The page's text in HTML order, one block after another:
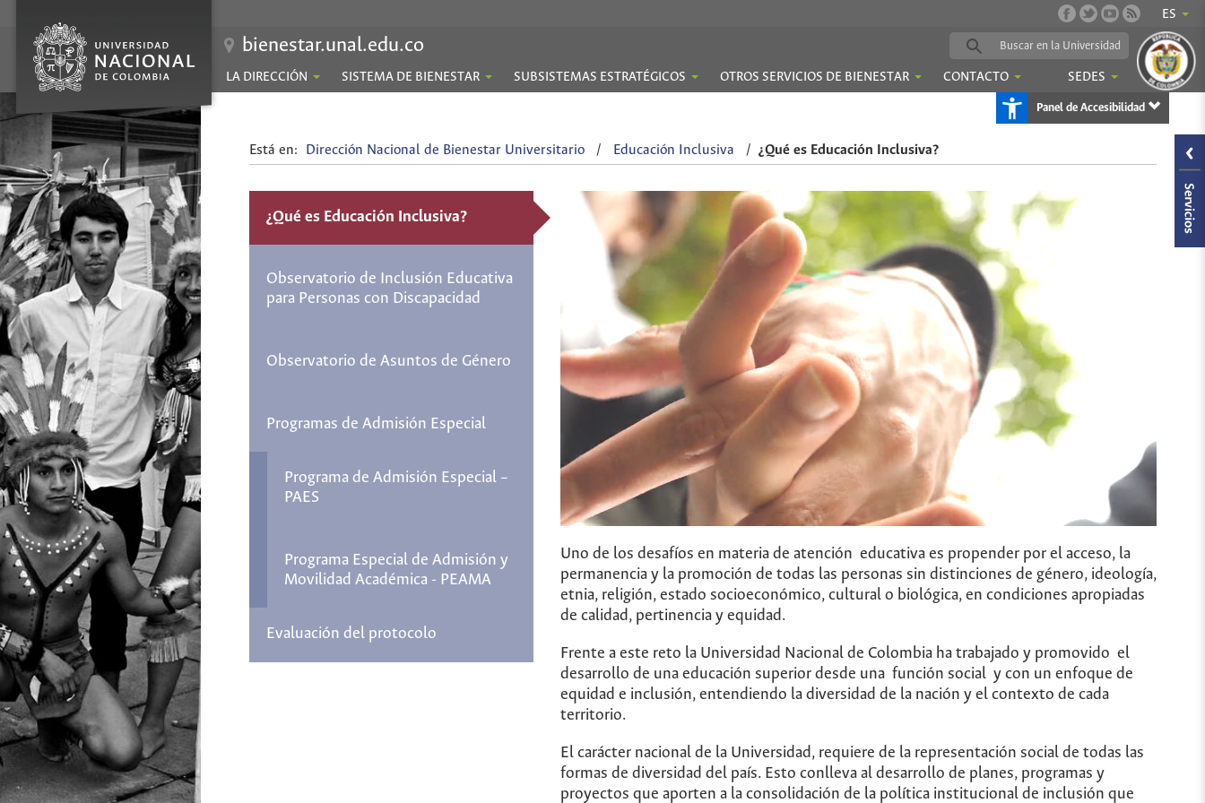
ES
bienestar.unal.edu.co
LA DIRECCIÓN SISTEMA DE BIENESTAR SUBSISTEMAS ESTRATÉGICOS OTROS SERVICIOS DE BIENESTAR CONTACTO SEDES
Panel de Accesibilidad
Está en: Dirección Nacional de Bienestar Universitario / Educación Inclusiva /¿Qué es Educación Inclusiva?
¿Qué es Educación Inclusiva?
Observatorio de Inclusión Educativa
para Personas con Discapacidad
Observatorio de Asuntos de Género
Programas de Admisión Especial
Programa de Admisión Especial –
PAES
Programa Especial de Admisión y
Movilidad Académica - PEAMA
Evaluación del protocolo
Uno de los desafíos en materia de atención educativa es propender por el acceso, la
permanencia y la promoción de todas las personas sin distinciones de género, ideología,
etnia, religión, estado socioeconómico, cultural o biológica, en condiciones apropiadas
de calidad, pertinencia y equidad.
Frente a este reto la Universidad Nacional de Colombia ha trabajado y promovido el
desarrollo de una educación superior desde una función social y con un enfoque de
equidad e inclusión, entendiendo la diversidad de la nación y el contexto de cada
territorio.
El carácter nacional de la Universidad, requiere de la representación social de todas las
formas de diversidad del país. Esto conlleva al desarrollo de planes, programas y
proyectos que aporten a la consolidación de la política institucional de inclusión que